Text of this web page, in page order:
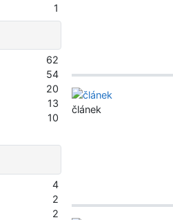
článek
1
62
54
20
13
10
4
2
2